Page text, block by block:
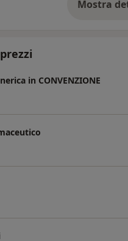
Mostra
in CONVENZIONE